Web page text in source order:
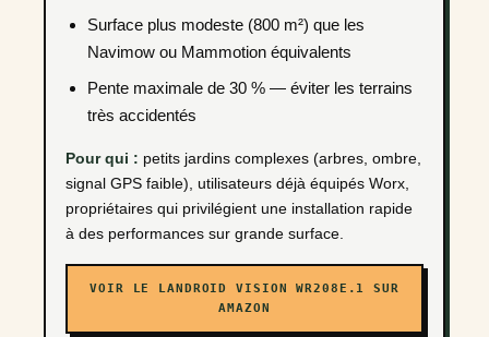
Surface plus modeste (800 m²) que les
Navimow ou Mammotion équivalents
Pente maximale de 30 % — éviter les terrains
très accidentés
Pour qui : petits jardins complexes (arbres, ombre,
signal GPS faible), utilisateurs déjà équipés Worx,
propriétaires qui privilégient une installation rapide
à des performances sur grande surface.
VOIR LE LANDROID VISION WR208E.1 SUR
AMAZON